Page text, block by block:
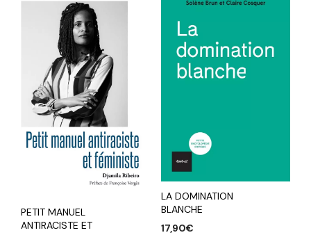
PETIT MANUEL
ANTIRACISTE ET
LA DOMINATION
BLANCHE
17,90€